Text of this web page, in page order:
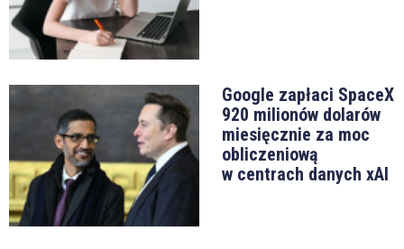
Google zapłaci SpaceX
920 milionów dolarów
miesięcznie za moc
obliczeniową
w centrach danych xAI